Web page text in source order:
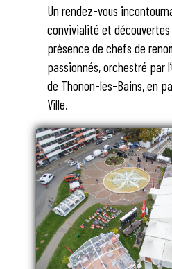
Un rendez-vous
convivialité et découvertes
présence de chefs de
passionnés, orchestré par
de Thonon-les-Bains, en
Ville.